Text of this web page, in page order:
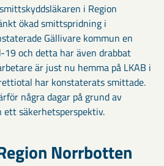
i Region
ökad smittspridning i
Gällivare kommun en
19 och detta har även drabbat
är just nu hemma på LKAB i
har konstaterats smittade.
några dagar på grund av
säkerhetsperspektiv.
Norrbotten